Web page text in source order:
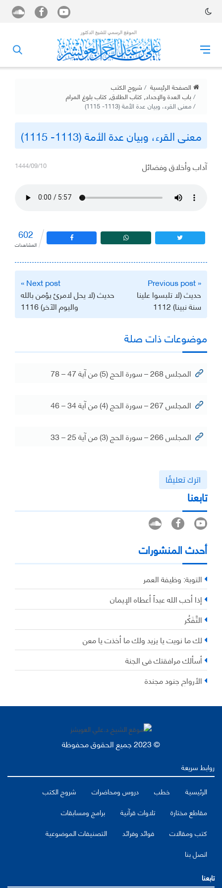
الصفحة الرئيسية شروح الكتب
باب العدة والإحداد, كتاب الطلاق, كتاب بلوغ المرام
معنى القرء، وبيان عدة الأمة (1113- 1115)
معنى القرء، وبيان عدة الأمة (1113- 1115)
1444/09/10 آداب وأخلاق وفضائل
602
المشاهدات
تصفّح
المقالات
« Previous post
حديث (لا تلبسوا علينا
سنة نبينا) 1112
Next post »
حديث (لا يحل لامرئ يؤمن بالله
واليوم الآخر) 1116
موضوعات ذات صلة
المجلس 268 – سورة الحج (5) من آية 47 – 78
المجلس 267 – سورة الحج (4) من آية 34 – 46
المجلس 266 – سورة الحج (3) من آية 25 – 33
اترك تعليقًا
تابعنا
أحدث المنشورات
التوبة: وظيفة العمر
إذا أحب الله عبداً أعطاه الإيمان
التَّفَكُر
لك ما نويت يا يزيد ولك ما أخذت يا معن
أسألك مرافقتك في الجنة
الأرواح جنود مجندة
© 2023 جميع الحقوق محفوظة
روابط سريعة
الرئيسية
خطب دروس ومحاضرات
شروح الكتب
مقاطع مختارة
تلاوات قرآنية
برامج ومسابقات
كتب ومقالات
فوائد وفرائد
التصنيفات الموضوعية
اتصل بنا
تابعنا